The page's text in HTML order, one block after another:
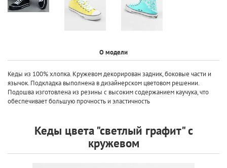
О модели
Кеды из 100% хлопка. Кружевом декорирован задник, боковые части и
язычок. Подкладка выполнена в дизайнерском цветовом решении.
Подошва изготовлена из резины с высоким содержанием каучука, что
обеспечивает большую прочность и эластичность
Кеды цвета "светлый графит" с
кружевом